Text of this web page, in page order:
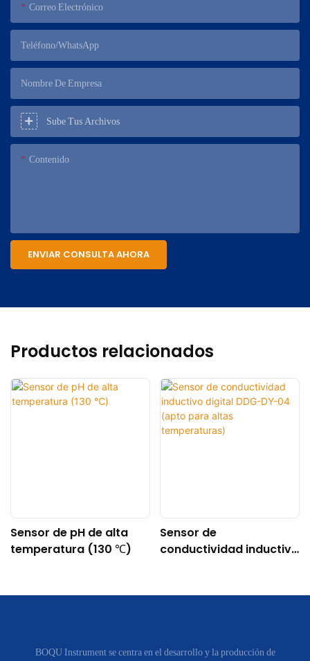
Correo Electrónico
Teléfono/WhatsApp
Nombre De Empresa
Sube Tus Archivos
Contenido
ENVIAR CONSULTA AHORA
Productos relacionados
Sensor de pH de alta
temperatura (130 ℃)
Sensor de
conductividad inductivo
temperaturas)
BOQU Instrument se centra en el desarrollo y la producción de